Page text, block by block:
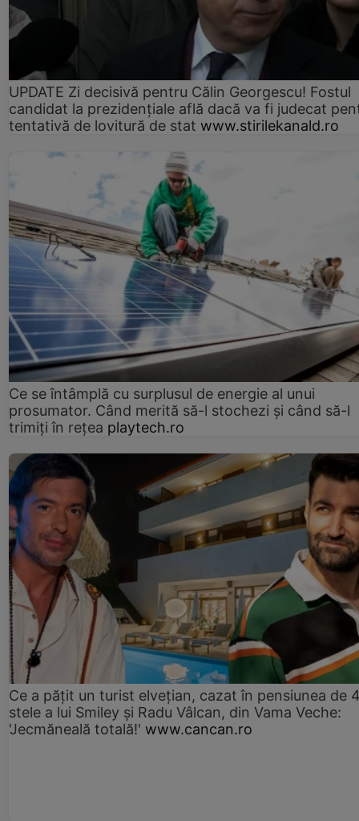
UPDATE Zi decisivă pentru Călin Georgescu! Fostul
candidat la prezidențiale află dacă va fi judecat
tentativă de lovitură de stat www.stirilekanald.ro
Ce se întâmplă cu surplusul de energie al unui
prosumator. Când merită să-l stochezi și când să-l
trimiți în rețea playtech.ro
Ce a pățit un turist elvețian, cazat în pensiunea de
stele a lui Smiley și Radu Vâlcan, din Vama Veche:
'Jecmăneală totală!' www.cancan.ro